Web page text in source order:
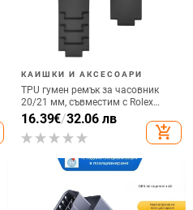
КАИШКИ И АКСЕСОАРИ
TPU гумен ремък за часовник
20/21 мм, съвместим с Rolex
Daytona Yacht-Master, мъжки
16.39€/32.06 лв
add_shopping_cart